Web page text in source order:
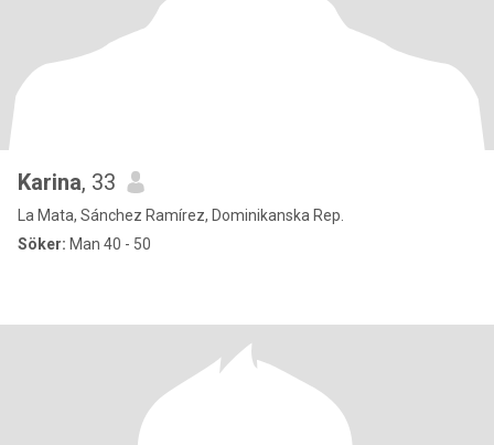
Karina, 33
La Mata, Sánchez Ramírez, Dominikanska Rep.
Söker: Man 40 - 50